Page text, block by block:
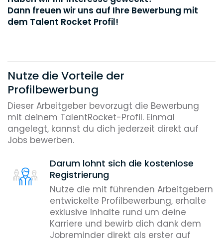
Dann freuen wir uns auf Ihre Bewerbung mit
dem Talent Rocket Profil!
Nutze die Vorteile der
Profilbewerbung
Dieser Arbeitgeber bevorzugt die Bewerbung
mit deinem TalentRocket-Profil. Einmal
angelegt, kannst du dich jederzeit direkt auf
Jobs bewerben.
Darum lohnt sich die kostenlose
Registrierung
Nutze die mit führenden Arbeitgebern
entwickelte Profilbewerbung, erhalte
exklusive Inhalte rund um deine
Karriere und bewirb dich dank dem
Jobreminder direkt als erster auf